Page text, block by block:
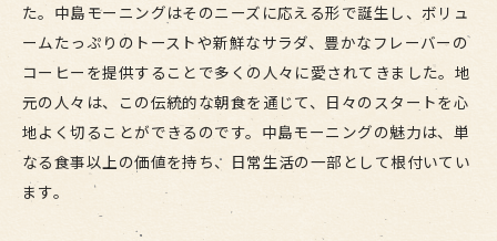
中島モーニング体験記：地元の人々が語るその魅力
とは
常連客が語る中島モーニングの良さ
初めての人でも楽しめる魅力
訪れた人々の声を集めて
特別な朝の思い出
中島モーニングでの体験をシェア
た。中島モーニングはそのニーズに応える形で誕生し、ボリュ
ームたっぷりのトーストや新鮮なサラダ、豊かなフレーバーの
コーヒーを提供することで多くの人々に愛されてきました。地
元の人々は、この伝統的な朝食を通じて、日々のスタートを心
地よく切ることができるのです。中島モーニングの魅力は、単
なる食事以上の価値を持ち、日常生活の一部として根付いてい
ます。